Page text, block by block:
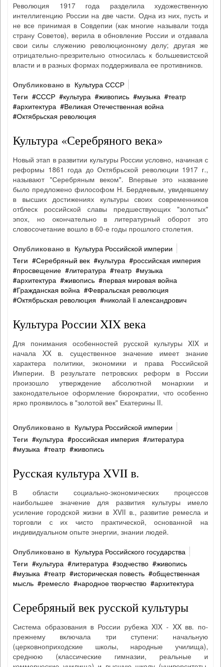
Революция 1917 года разделила художественную
интеллигенцию России на две части. Одна из них, пусть и
не все принимая в Совдепии (как многие называли тогда
страну Советов), верила в обновление России и отдавала
свои силы служению революционному делу; другая же
отрицательно-презрительно относилась к большевистской
власти и в разных формах поддерживала ее противников.
Опубликовано в Культура СССР
Теги
СССР культура живопись музыка
театр
архитектура
Великая Отечественная война
Октябрьская революция
Культура «Серебряного века»
Новый этап в развитии культуры России условно, начиная с
реформы 1861 года до Октябрьской революции 1917 г.,
называют "Серебряным веком". Впервые это название
было предложено философом Н. Бердяевым, увидевшему
в высших достижениях культуры своих современников
отблеск российской славы предшествующих "золотых"
эпох, но окончательно в литературный оборот это
словосочетание вошло в 60-е годы прошлого столетия.
Опубликовано в Культура Российской империи
Теги
Серебряный век культура
российская империя
просвещение
литература театр
музыка
архитектура
живопись
первая мировая война
Гражданская война
Февральская революция
Октябрьская революция
николай ii александрович
Культура России XIX века
Для понимания особенностей русской культуры XIX и
начала XX в. существенное значение имеет знание
характера политики, экономики и права Российской
Империи. В результате петровских реформ в России
произошло утверждение абсолютной монархии и
законодательное оформление бюрократии, что особенно
ярко проявилось в "золотой век" Екатерины II.
Опубликовано в Культура Российской империи
Теги
культура российская империя
литература
музыка
театр живопись
Русская культура XVII в.
В области социально-экономических процессов
наибольшее значение для развития культуры имело
усиление городской жизни в XVII в., развитие ремесла и
торговли с их чисто практической, основанной на
индивидуальном опыте энергии, знании людей.
Опубликовано в Культура Российского государства
Теги
культура литература зодчество
живопись
музыка
театр историческая повесть
общественная
мысль
ремесло народное творчество архитектура
Серебряный век русской культуры
Система образования в России рубежа XIX - XX вв. по-
прежнему включала три ступени: начальную
(церковноприходские школы, народные училища),
среднюю (классические гимназии, реальные и